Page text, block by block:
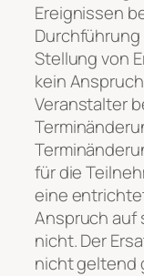
Ereignissen
Stellung von
kein
Veranstalter
für die
eine
Anspruch auf
nicht. Der
nicht geltend